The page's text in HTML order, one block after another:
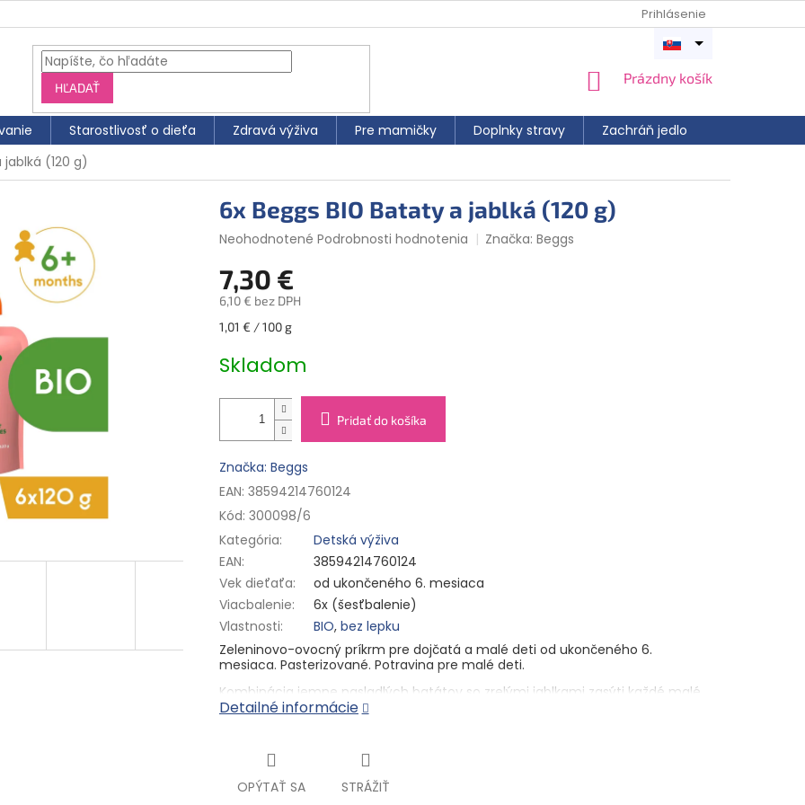
Prihlásenie
HĽADAŤ
NÁKUPNÝ
Prázdny košík
Starostlivosť o dieťa Zdravá výživa Pre mamičky Doplnky stravy Zachráň jedlo
Otvoriť
jablká (120 g)
6x Beggs BIO Bataty a jablká (120 g)
Priemerné
produktu
je
0,0
z
hviezdičiek.
Neohodnotené Podrobnosti hodnotenia Značka:Beggs
7,30 €
6,10 € bez DPH
Jednotková
1,01 € / 100 g
Skladom
Pridať do košíka
Značka: Beggs
EAN: 38594214760124
Kód: 300098/6
Kategória:
Detská výživa
EAN:
38594214760124
Vek dieťaťa:
od ukončeného 6. mesiaca
Viacbalenie:
6x (šesťbalenie)
Vlastnosti: BIO, bez lepku
Zeleninovo-ovocný príkrm pre dojčatá a malé deti od ukončeného 6.
mesiaca. Pasterizované. Potravina pre malé deti.
Kombinácia jemne nasladlých batátov so zrelými jablkami zasýti každé malé
bruško. V tomto BIO vrecúšku nehľadajte nič navyše. Možno len kvapku
BIO kvalita
od ukončeného 6. mesiaca
Detailné informácie
OPÝTAŤ SA STRÁŽIŤ